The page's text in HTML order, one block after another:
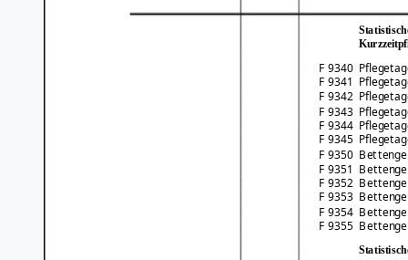
F 9340
F 9341
F 9342
F 9343
F 9344
F 9345
F 9350
F 9351
F 9352
F 9353
F 9354
F 9355